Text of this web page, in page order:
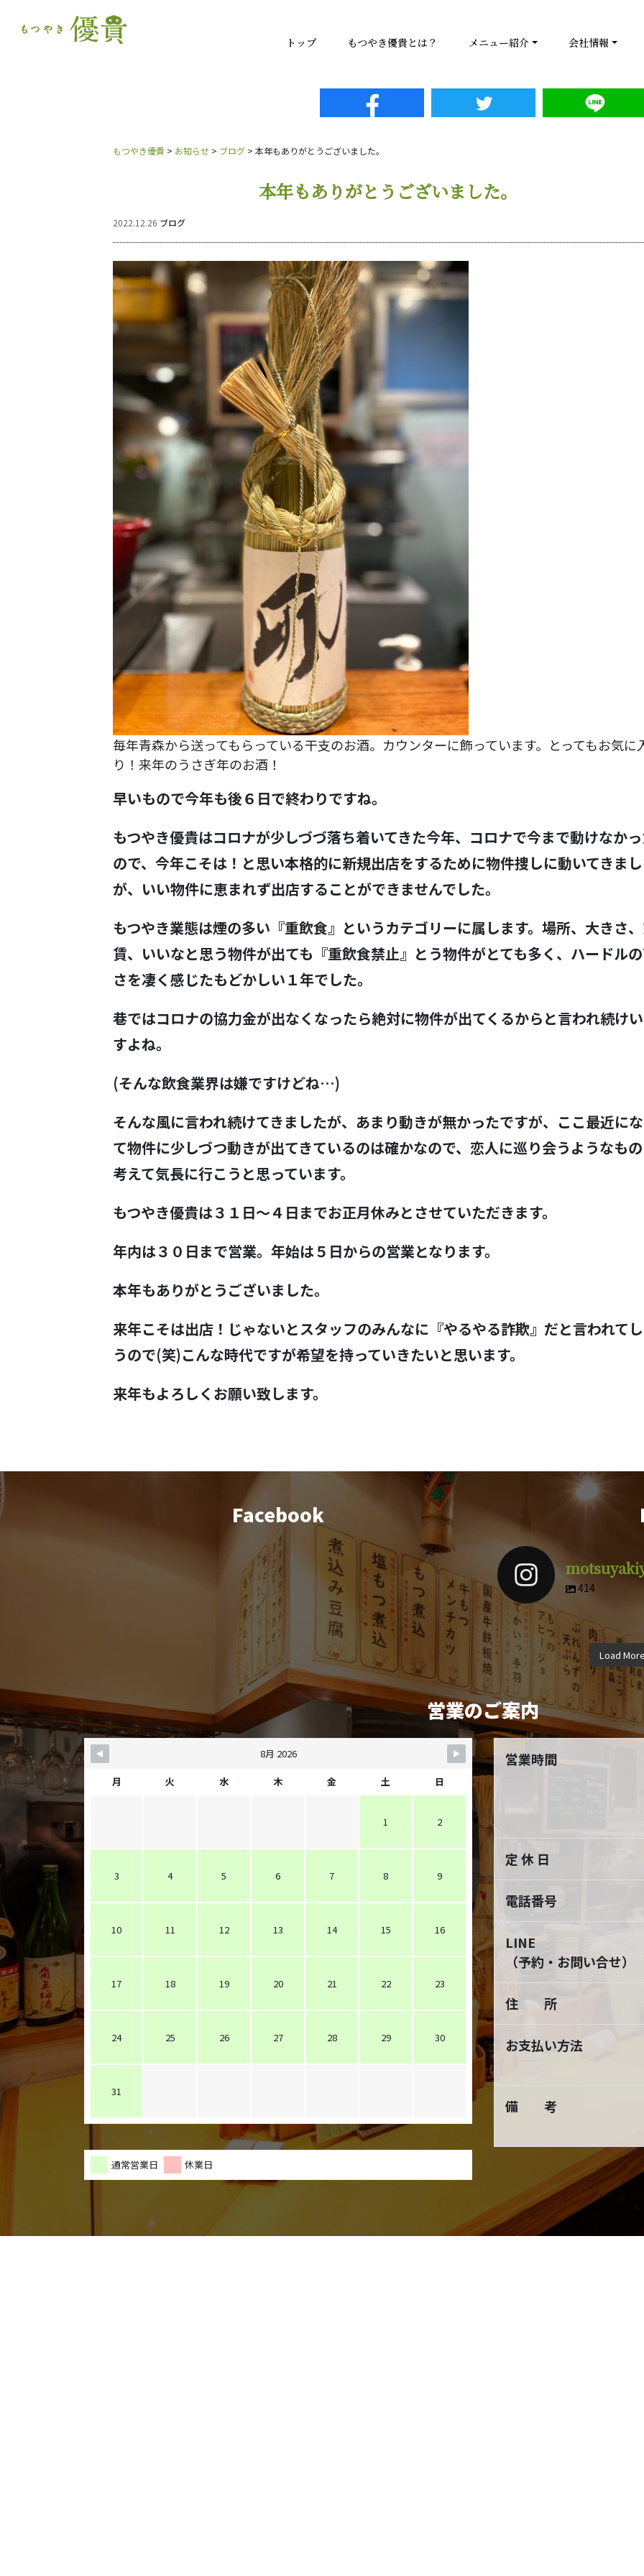
トップ もつやき優貴とは？ メニュー紹介 会社情報
もつやき優貴 > お知らせ > ブログ > 本年もありがとうございました。
本年もありがとうございました。
2022.12.26 ブログ
毎年青森から送ってもらっている干支のお酒。カウンターに飾っています。とってもお気に
り！来年のうさぎ年のお酒！
早いもので今年も後６日で終わりですね。
もつやき優貴はコロナが少しづづ落ち着いてきた今年、コロナで今まで動けなか
ので、今年こそは！と思い本格的に新規出店をするために物件捜しに動いてきま
が、いい物件に恵まれず出店することができませんでした。
もつやき業態は煙の多い『重飲食』というカテゴリーに属します。場所、大きさ
賃、いいなと思う物件が出ても『重飲食禁止』とう物件がとても多く、ハードル
さを凄く感じたもどかしい１年でした。
巷ではコロナの協力金が出なくなったら絶対に物件が出てくるからと言われ続け
すよね。
(そんな飲食業界は嫌ですけどね…)
そんな風に言われ続けてきましたが、あまり動きが無かったですが、ここ最近に
て物件に少しづつ動きが出てきているのは確かなので、恋人に巡り会うようなも
考えて気長に行こうと思っています。
もつやき優貴は３１日～４日までお正月休みとさせていただきます。
年内は３０日まで営業。年始は５日からの営業となります。
本年もありがとうございました。
来年こそは出店！じゃないとスタッフのみんなに『やるやる詐欺』だと言われて
うので(笑)こんな時代ですが希望を持っていきたいと思います。
来年もよろしくお願い致します。
Facebook
414
motsuyakiyuuki
4月 9
3
motsuyakiyuuki
12月 8
11
motsuyakiyuuki
10月 5
9
Load More
営業のご案内
8月 2026
月 火 水 木 金 土 日
1 2
3 4 5 6 7 8 9
10 11 12 13 14 15 16
17 18 19 20 21 22 23
24 25 26 27 28 29 30
31
通常営業日 休業日
営業時間
定 休 日
電話番号
LINE
（予約・お問い合せ）
住 所
お支払い方法
備 考